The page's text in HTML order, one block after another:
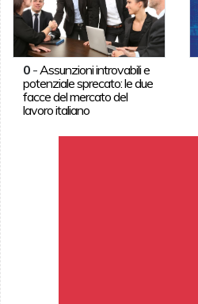
0- Assunzioni introvabili e
potenziale sprecato: le due
facce del mercato del
lavoro italiano